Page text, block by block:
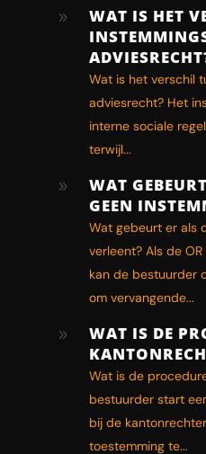
9
WAT IS HET
Wat is het verschil
adviesrecht? Het
interne sociale
terwijl...
9
WAT
GEEN
Wat gebeurt er als
verleent? Als de
kan de bestuurder
om vervangende...
9
WAT IS DE
Wat is de
bestuurder start
bij de
toestemming te...